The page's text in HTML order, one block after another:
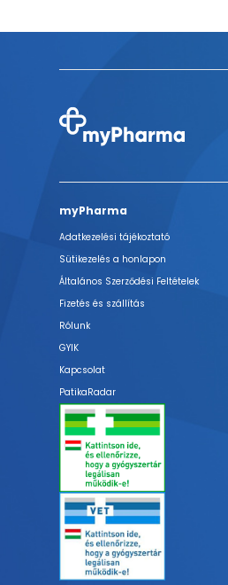
myPharma
Adatkezelési tájékoztató
Sütikezelés a honlapon
Általános Szerződési Feltételek
Fizetés és szállítás
Rólunk
GYIK
Kapcsolat
PatikaRadar